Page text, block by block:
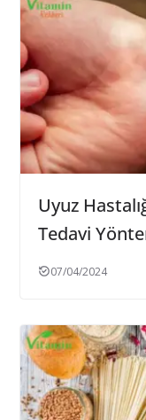
Uyuz
Tedavi
07/04/2024